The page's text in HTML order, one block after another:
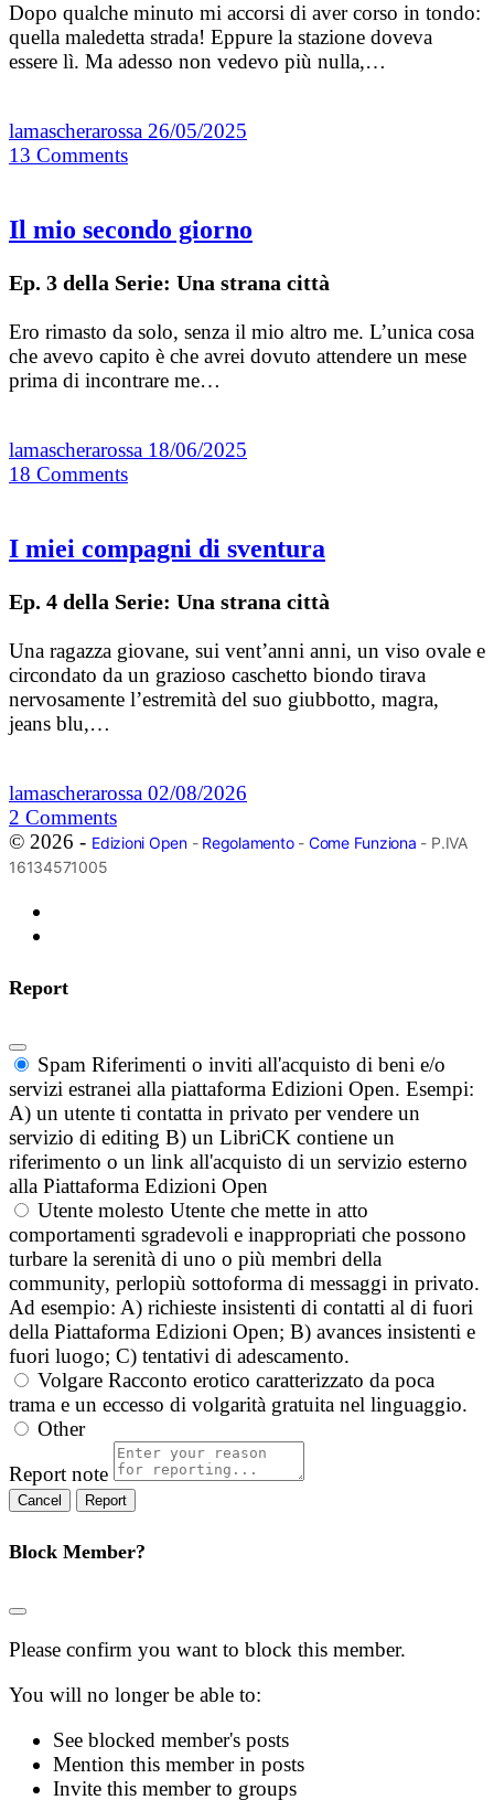
Dopo qualche minuto mi accorsi di aver corso in tondo:
quella maledetta strada! Eppure la stazione doveva
essere lì. Ma adesso non vedevo più nulla,…
lamascherarossa 26/05/2025
13 Comments
Il mio secondo giorno
Ep. 3 della Serie: Una strana città
Ero rimasto da solo, senza il mio altro me. L’unica cosa
che avevo capito è che avrei dovuto attendere un mese
prima di incontrare me…
lamascherarossa 18/06/2025
18 Comments
I miei compagni di sventura
Ep. 4 della Serie: Una strana città
Una ragazza giovane, sui vent’anni anni, un viso ovale e
circondato da un grazioso caschetto biondo tirava
nervosamente l’estremità del suo giubbotto, magra,
jeans blu,…
lamascherarossa 02/08/2026
2 Comments
© 2026 - Edizioni Open- Regolamento- Come Funziona - P.IVA
16134571005
Report
Spam Riferimenti o inviti all'acquisto di beni e/o
servizi estranei alla piattaforma Edizioni Open. Esempi:
A) un utente ti contatta in privato per vendere un
servizio di editing B) un LibriCK contiene un
riferimento o un link all'acquisto di un servizio esterno
alla Piattaforma Edizioni Open
Utente molesto Utente che mette in atto
comportamenti sgradevoli e inappropriati che possono
turbare la serenità di uno o più membri della
community, perlopiù sottoforma di messaggi in privato.
Ad esempio: A) richieste insistenti di contatti al di fuori
della Piattaforma Edizioni Open; B) avances insistenti e
fuori luogo; C) tentativi di adescamento.
Volgare Racconto erotico caratterizzato da poca
trama e un eccesso di volgarità gratuita nel linguaggio.
Other
Report note
Report
Block Member?
Please confirm you want to block this member.
You will no longer be able to:
See blocked member's posts
Mention this member in posts
Invite this member to groups